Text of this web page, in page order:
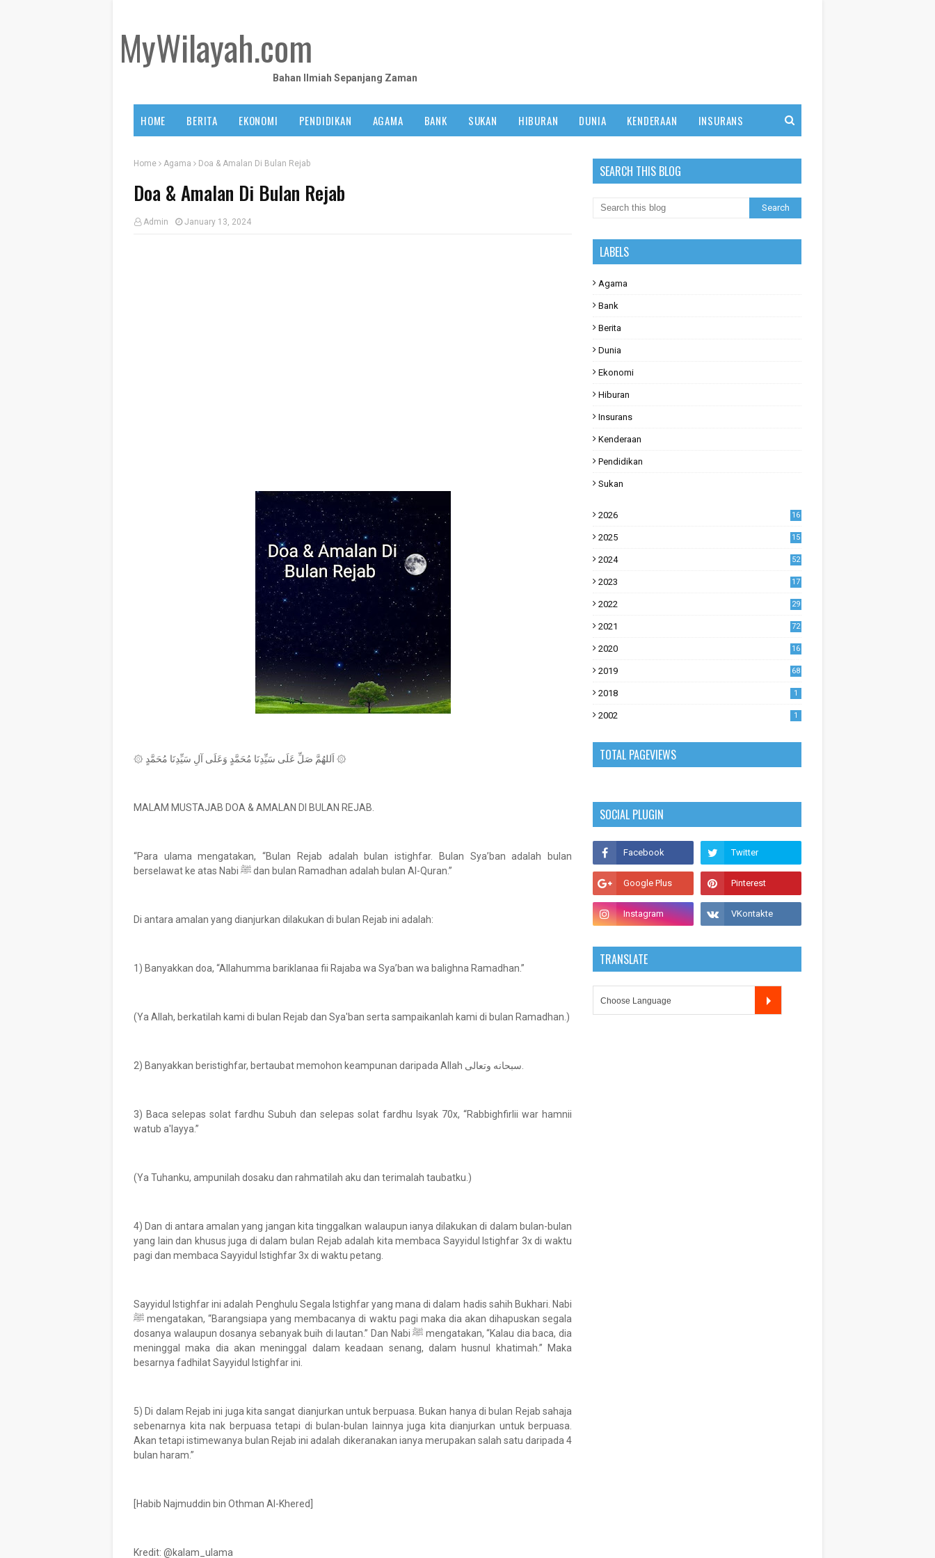
MyWilayah.com
Bahan Ilmiah Sepanjang Zaman
HOME BERITA EKONOMI PENDIDIKAN AGAMA BANK SUKAN HIBURAN DUNIA KENDERAAN INSURANS
Home Agama Doa & Amalan Di Bulan Rejab
Doa & Amalan Di Bulan Rejab
Admin January 13, 2024
۞ اَللهُمَّ صَلِّ عَلَى سَيِّدِنَا مُحَمَّدٍ وَعَلَى آلِ سَيِّدِنَا مُحَمَّدٍ ۞
MALAM MUSTAJAB DOA & AMALAN DI BULAN REJAB.
“Para ulama mengatakan, “Bulan Rejab adalah bulan istighfar. Bulan Sya’ban adalah bulan
berselawat ke atas Nabi ﷺ dan bulan Ramadhan adalah bulan Al-Quran.”
Di antara amalan yang dianjurkan dilakukan di bulan Rejab ini adalah:
1) Banyakkan doa, “Allahumma bariklanaa fii Rajaba wa Sya’ban wa balighna Ramadhan.”
(Ya Allah, berkatilah kami di bulan Rejab dan Sya'ban serta sampaikanlah kami di bulan Ramadhan.)
3) Baca selepas solat fardhu Subuh dan selepas solat fardhu Isyak 70x, “Rabbighfirlii war hamnii
watub a'layya.”
(Ya Tuhanku, ampunilah dosaku dan rahmatilah aku dan terimalah taubatku.)
4) Dan di antara amalan yang jangan kita tinggalkan walaupun ianya dilakukan di dalam bulan-bulan
yang lain dan khusus juga di dalam bulan Rejab adalah kita membaca Sayyidul Istighfar 3x di waktu
pagi dan membaca Sayyidul Istighfar 3x di waktu petang.
Sayyidul Istighfar ini adalah Penghulu Segala Istighfar yang mana di dalam hadis sahih Bukhari. Nabi
ﷺ mengatakan, “Barangsiapa yang membacanya di waktu pagi maka dia akan dihapuskan segala
dosanya walaupun dosanya sebanyak buih di lautan.” Dan Nabi ﷺ mengatakan, “Kalau dia baca, dia
meninggal maka dia akan meninggal dalam keadaan senang, dalam husnul khatimah.” Maka
besarnya fadhilat Sayyidul Istighfar ini.
5) Di dalam Rejab ini juga kita sangat dianjurkan untuk berpuasa. Bukan hanya di bulan Rejab sahaja
sebenarnya kita nak berpuasa tetapi di bulan-bulan lainnya juga kita dianjurkan untuk berpuasa.
Akan tetapi istimewanya bulan Rejab ini adalah dikeranakan ianya merupakan salah satu daripada 4
bulan haram.”
[Habib Najmuddin bin Othman Al-Khered]
Kredit: @kalam_ulama
SEARCH THIS BLOG
LABELS
Agama
Bank
Berita
Dunia
Ekonomi
Hiburan
Insurans
Kenderaan
Pendidikan
Sukan
2026 16
2025 15
2024 52
2023
17
2022
29
2021
72
2020
16
2019
68
2018 1
2002 1
TOTAL PAGEVIEWS
SOCIAL PLUGIN
TRANSLATE